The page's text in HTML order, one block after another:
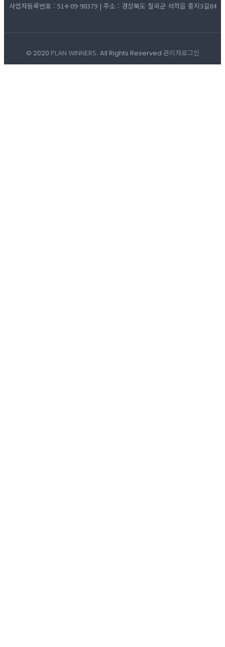
사업자등록번호 : 514-09-98379 | 주소 : 경상북도 칠곡군 석적읍 중지3길84
© 2020 PLAN WINNERS. All Rights Reserved 관리자로그인